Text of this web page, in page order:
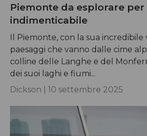
Piemonte da esplorare
indimenticabile
Il Piemonte, con la sua incredibile
paesaggi che vanno dalle cime
colline delle Langhe e del
dei suoi laghi e fiumi...
Dickson | 10 settembre 2025